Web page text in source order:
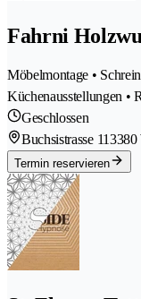
Fahrni
Möbelmontage •
Küchenausstellungen •
Geschlossen
Buchsistrasse 113380
Termin reservieren